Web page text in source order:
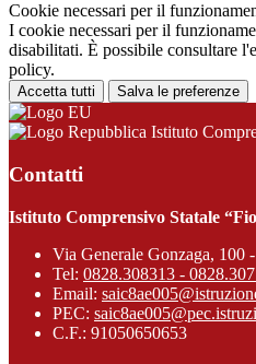
Cookie necessari per il
I cookie necessari per il
disabilitati. È possibile consultare
policy.
Accetta tutti Salva le preferenze
Istituto
Contatti
Istituto Comprensivo Statale
Via Generale Gonzaga, 100
Tel: 0828.308313 -
Email:
PEC:
C.F.: 91050650653